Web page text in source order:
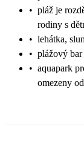
• pláž je
rodiny s
• lehátka,
• plážový
• aquapark
omezeny